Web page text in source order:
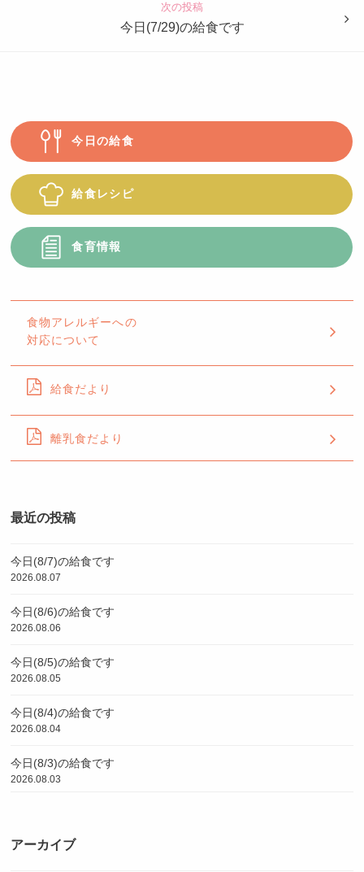
次の投稿
今日(7/29)の給食です
今日の給食
給食レシピ
食育情報
食物アレルギーへの
対応について
給食だより
離乳食だより
最近の投稿
今日(8/7)の給食です
2026.08.07
今日(8/6)の給食です
2026.08.06
今日(8/5)の給食です
2026.08.05
今日(8/4)の給食です
2026.08.04
今日(8/3)の給食です
2026.08.03
アーカイブ